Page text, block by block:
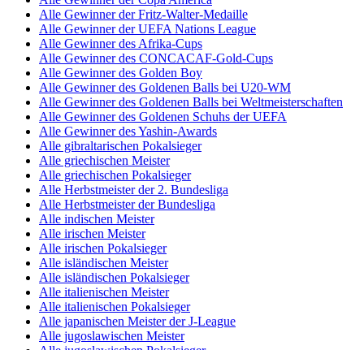
Alle Gewinner der Fritz-Walter-Medaille
Alle Gewinner der UEFA Nations League
Alle Gewinner des Afrika-Cups
Alle Gewinner des CONCACAF-Gold-Cups
Alle Gewinner des Golden Boy
Alle Gewinner des Goldenen Balls bei U20-WM
Alle Gewinner des Goldenen Balls bei Weltmeisterschaften
Alle Gewinner des Goldenen Schuhs der UEFA
Alle Gewinner des Yashin-Awards
Alle gibraltarischen Pokalsieger
Alle griechischen Meister
Alle griechischen Pokalsieger
Alle Herbstmeister der 2. Bundesliga
Alle Herbstmeister der Bundesliga
Alle indischen Meister
Alle irischen Meister
Alle irischen Pokalsieger
Alle isländischen Meister
Alle isländischen Pokalsieger
Alle italienischen Meister
Alle italienischen Pokalsieger
Alle japanischen Meister der J-League
Alle jugoslawischen Meister